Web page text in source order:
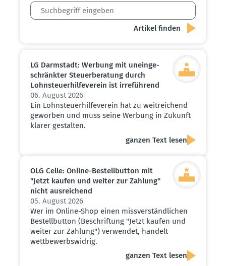
LG Darmstadt: Werbung mit unein­ge­
schränkter Steuer­be­ratung durch
Lohnsteu­er­hil­fe­verein ist irreführend
06. August 2026
Ein Lohnsteuerhilfeverein hat zu weitreichend
geworben und muss seine Werbung in Zukunft
klarer gestalten.
ganzen Text lesen
OLG Celle: Online-Bestell­button mit
"Jetzt kaufen und weiter zur Zahlung"
nicht ausrei­chend
05. August 2026
Wer im Online-Shop einen missverständlichen
Bestellbutton (Beschriftung "Jetzt kaufen und
weiter zur Zahlung") verwendet, handelt
wettbewerbswidrig.
ganzen Text lesen